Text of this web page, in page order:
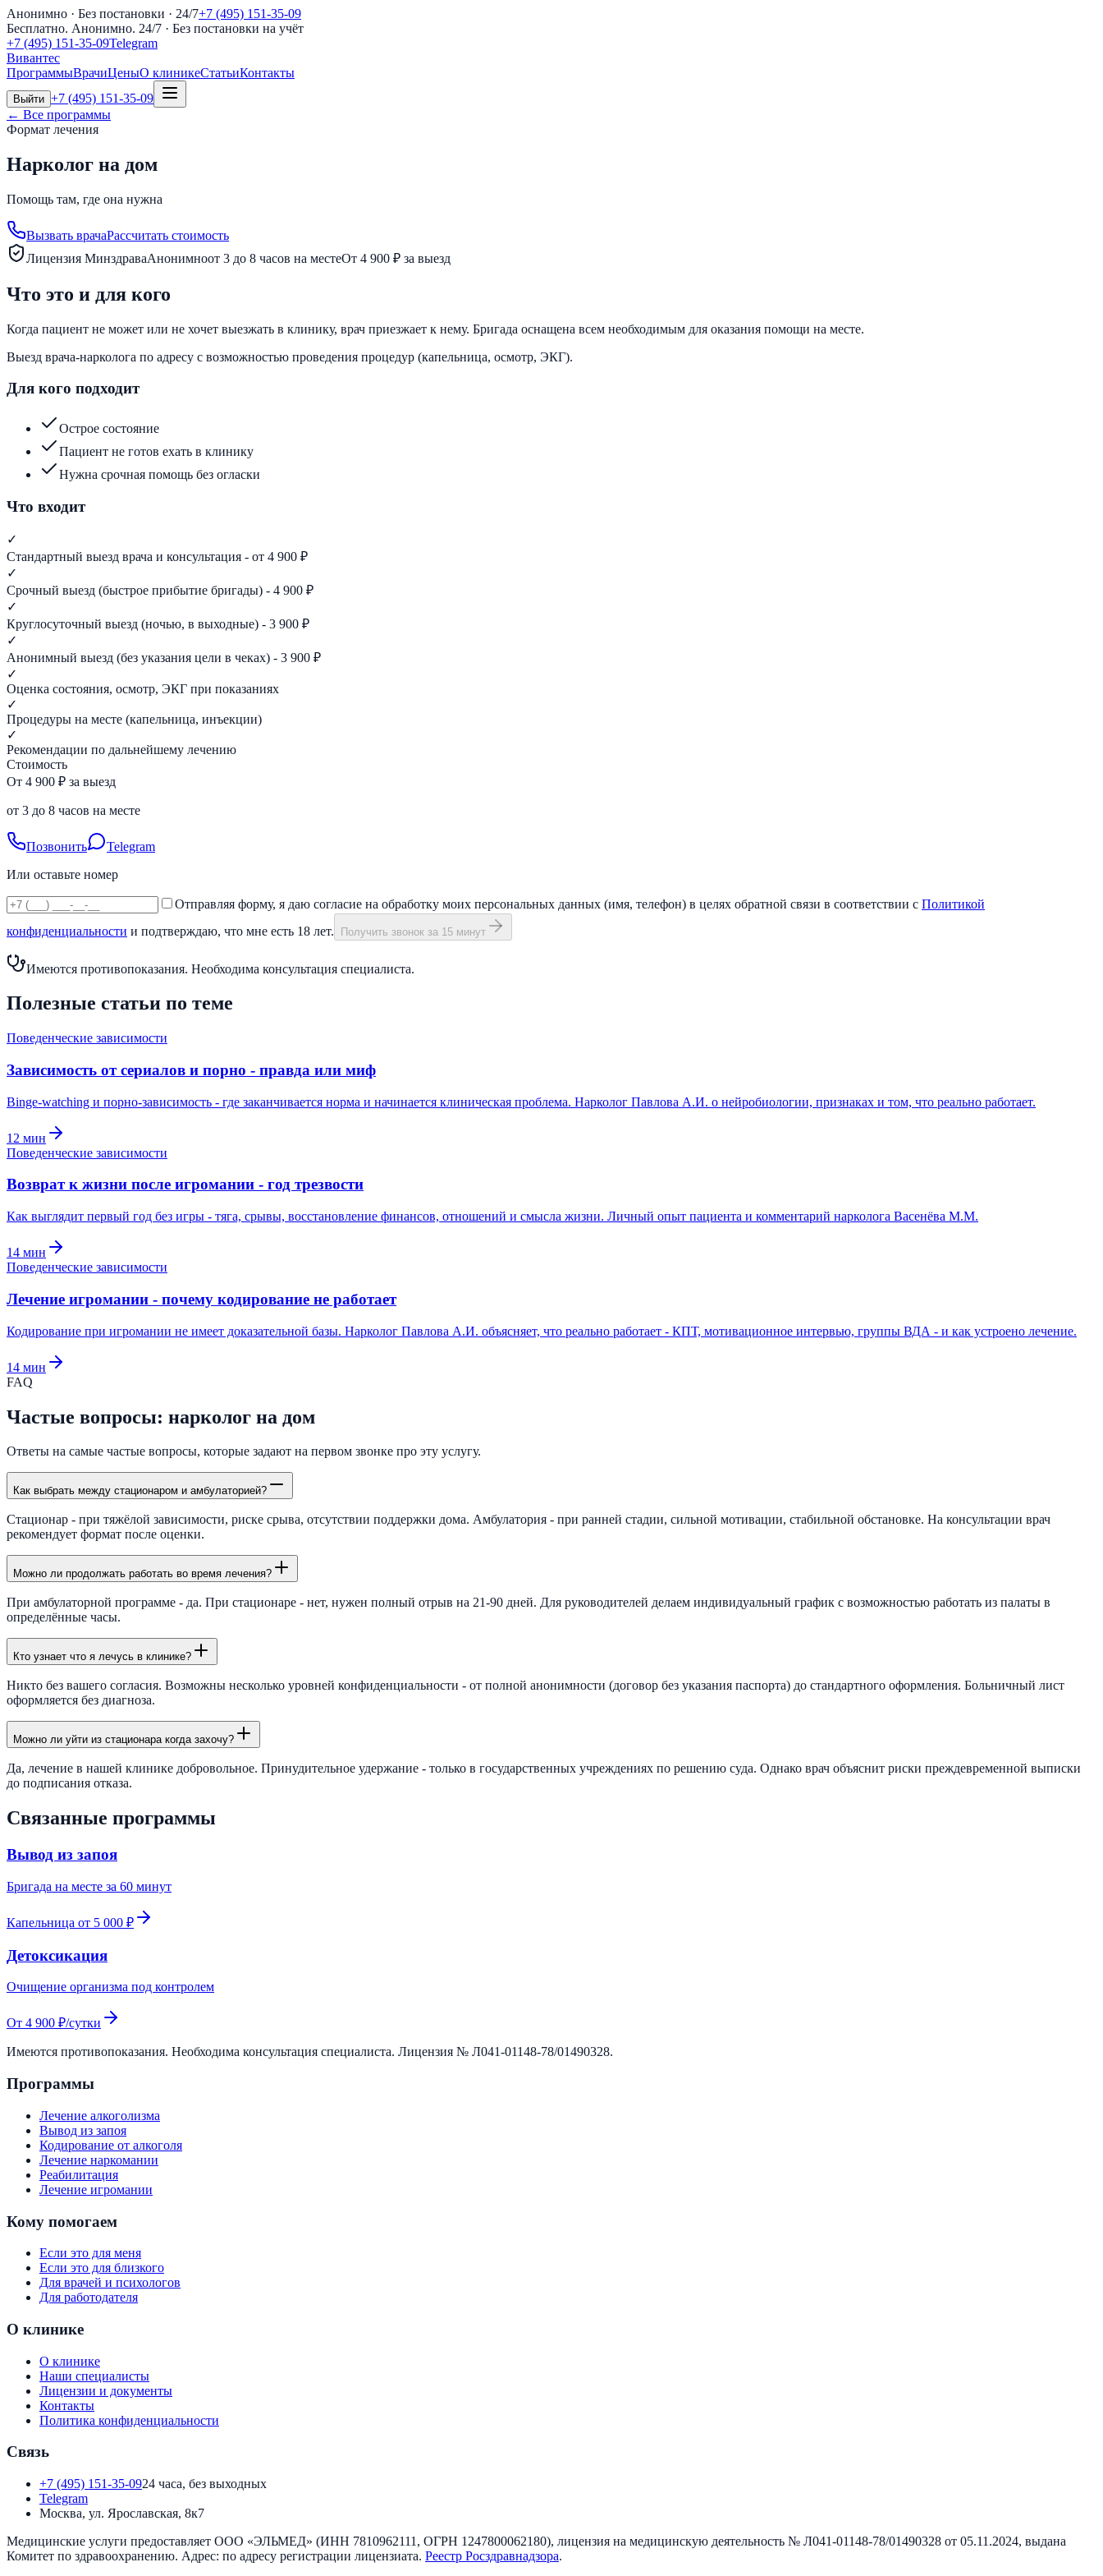
Анонимно · Без постановки · 24/7+7 (495) 151-35-09
Бесплатно. Анонимно. 24/7 · Без постановки на учёт
+7 (495) 151-35-09Telegram
Вивантес
ПрограммыВрачиЦеныО клиникеСтатьиКонтакты
Выйти +7 (495) 151-35-09
← Все программы
Формат лечения
Нарколог на дом
Помощь там, где она нужна
Вызвать врачаРассчитать стоимость
Лицензия МинздраваАнонимноот 3 до 8 часов на местеОт 4 900 ₽ за выезд
Что это и для кого
Когда пациент не может или не хочет выезжать в клинику, врач приезжает к нему. Бригада оснащена всем необходимым для оказания помощи на месте.
Выезд врача-нарколога по адресу с возможностью проведения процедур (капельница, осмотр, ЭКГ).
Для кого подходит
Острое состояние
Пациент не готов ехать в клинику
Нужна срочная помощь без огласки
Что входит
✓
Стандартный выезд врача и консультация - от 4 900 ₽
✓
Срочный выезд (быстрое прибытие бригады) - 4 900 ₽
✓
Круглосуточный выезд (ночью, в выходные) - 3 900 ₽
✓
Анонимный выезд (без указания цели в чеках) - 3 900 ₽
✓
Оценка состояния, осмотр, ЭКГ при показаниях
✓
Процедуры на месте (капельница, инъекции)
✓
Рекомендации по дальнейшему лечению
Стоимость
От 4 900 ₽ за выезд
от 3 до 8 часов на месте
Позвонить
Telegram
Или оставьте номер
Отправляя форму, я даю согласие на обработку моих персональных данных (имя, телефон) в целях обратной связи в соответствии с Политикой
конфиденциальности и подтверждаю, что мне есть 18 лет. Получить звонок за 15 минут
Имеются противопоказания. Необходима консультация специалиста.
Полезные статьи по теме
Поведенческие зависимости
Зависимость от сериалов и порно - правда или миф
Binge-watching и порно-зависимость - где заканчивается норма и начинается клиническая проблема. Нарколог Павлова А.И. о нейробиологии, признаках и том, что реально работает.
12 мин
Поведенческие зависимости
Возврат к жизни после игромании - год трезвости
Как выглядит первый год без игры - тяга, срывы, восстановление финансов, отношений и смысла жизни. Личный опыт пациента и комментарий нарколога Васенёва М.М.
14 мин
Поведенческие зависимости
Лечение игромании - почему кодирование не работает
Кодирование при игромании не имеет доказательной базы. Нарколог Павлова А.И. объясняет, что реально работает - КПТ, мотивационное интервью, группы ВДА - и как устроено лечение.
14 мин
FAQ
Частые вопросы: нарколог на дом
Ответы на самые частые вопросы, которые задают на первом звонке про эту услугу.
Как выбрать между стационаром и амбулаторией?
Стационар - при тяжёлой зависимости, риске срыва, отсутствии поддержки дома. Амбулатория - при ранней стадии, сильной мотивации, стабильной обстановке. На консультации врач
рекомендует формат после оценки.
Можно ли продолжать работать во время лечения?
При амбулаторной программе - да. При стационаре - нет, нужен полный отрыв на 21-90 дней. Для руководителей делаем индивидуальный график с возможностью работать из палаты в
определённые часы.
Кто узнает что я лечусь в клинике?
Никто без вашего согласия. Возможны несколько уровней конфиденциальности - от полной анонимности (договор без указания паспорта) до стандартного оформления. Больничный лист
оформляется без диагноза.
Можно ли уйти из стационара когда захочу?
Да, лечение в нашей клинике добровольное. Принудительное удержание - только в государственных учреждениях по решению суда. Однако врач объяснит риски преждевременной выписки
до подписания отказа.
Связанные программы
Вывод из запоя
Бригада на месте за 60 минут
Капельница от 5 000 ₽
Детоксикация
Очищение организма под контролем
От 4 900 ₽/сутки
Имеются противопоказания. Необходима консультация специалиста. Лицензия № Л041-01148-78/01490328.
Программы
Лечение алкоголизма
Вывод из запоя
Кодирование от алкоголя
Лечение наркомании
Реабилитация
Лечение игромании
Кому помогаем
Если это для меня
Если это для близкого
Для врачей и психологов
Для работодателя
О клинике
О клинике
Наши специалисты
Лицензии и документы
Контакты
Политика конфиденциальности
Связь
+7 (495) 151-35-0924 часа, без выходных
Telegram
Москва, ул. Ярославская, 8к7
Медицинские услуги предоставляет ООО «ЭЛЬМЕД» (ИНН 7810962111 , ОГРН 1247800062180), лицензия на медицинскую деятельность № Л041-01148-78/01490328 от 05.11.2024, выдана
Комитет по здравоохранению. Адрес: по адресу регистрации лицензиата. Реестр Росздравнадзора.